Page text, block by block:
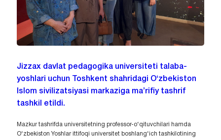
Jizzax davlat pedagogika universiteti talaba-
yoshlari uchun Toshkent shahridagi O‘zbekiston
Islom sivilizatsiyasi markaziga ma’rifiy tashrif
tashkil etildi.
Mazkur tashrifda universitetning professor-o‘qituvchilari hamda
O‘zbekiston Yoshlar ittifoqi universitet boshlang‘ich tashkilotining